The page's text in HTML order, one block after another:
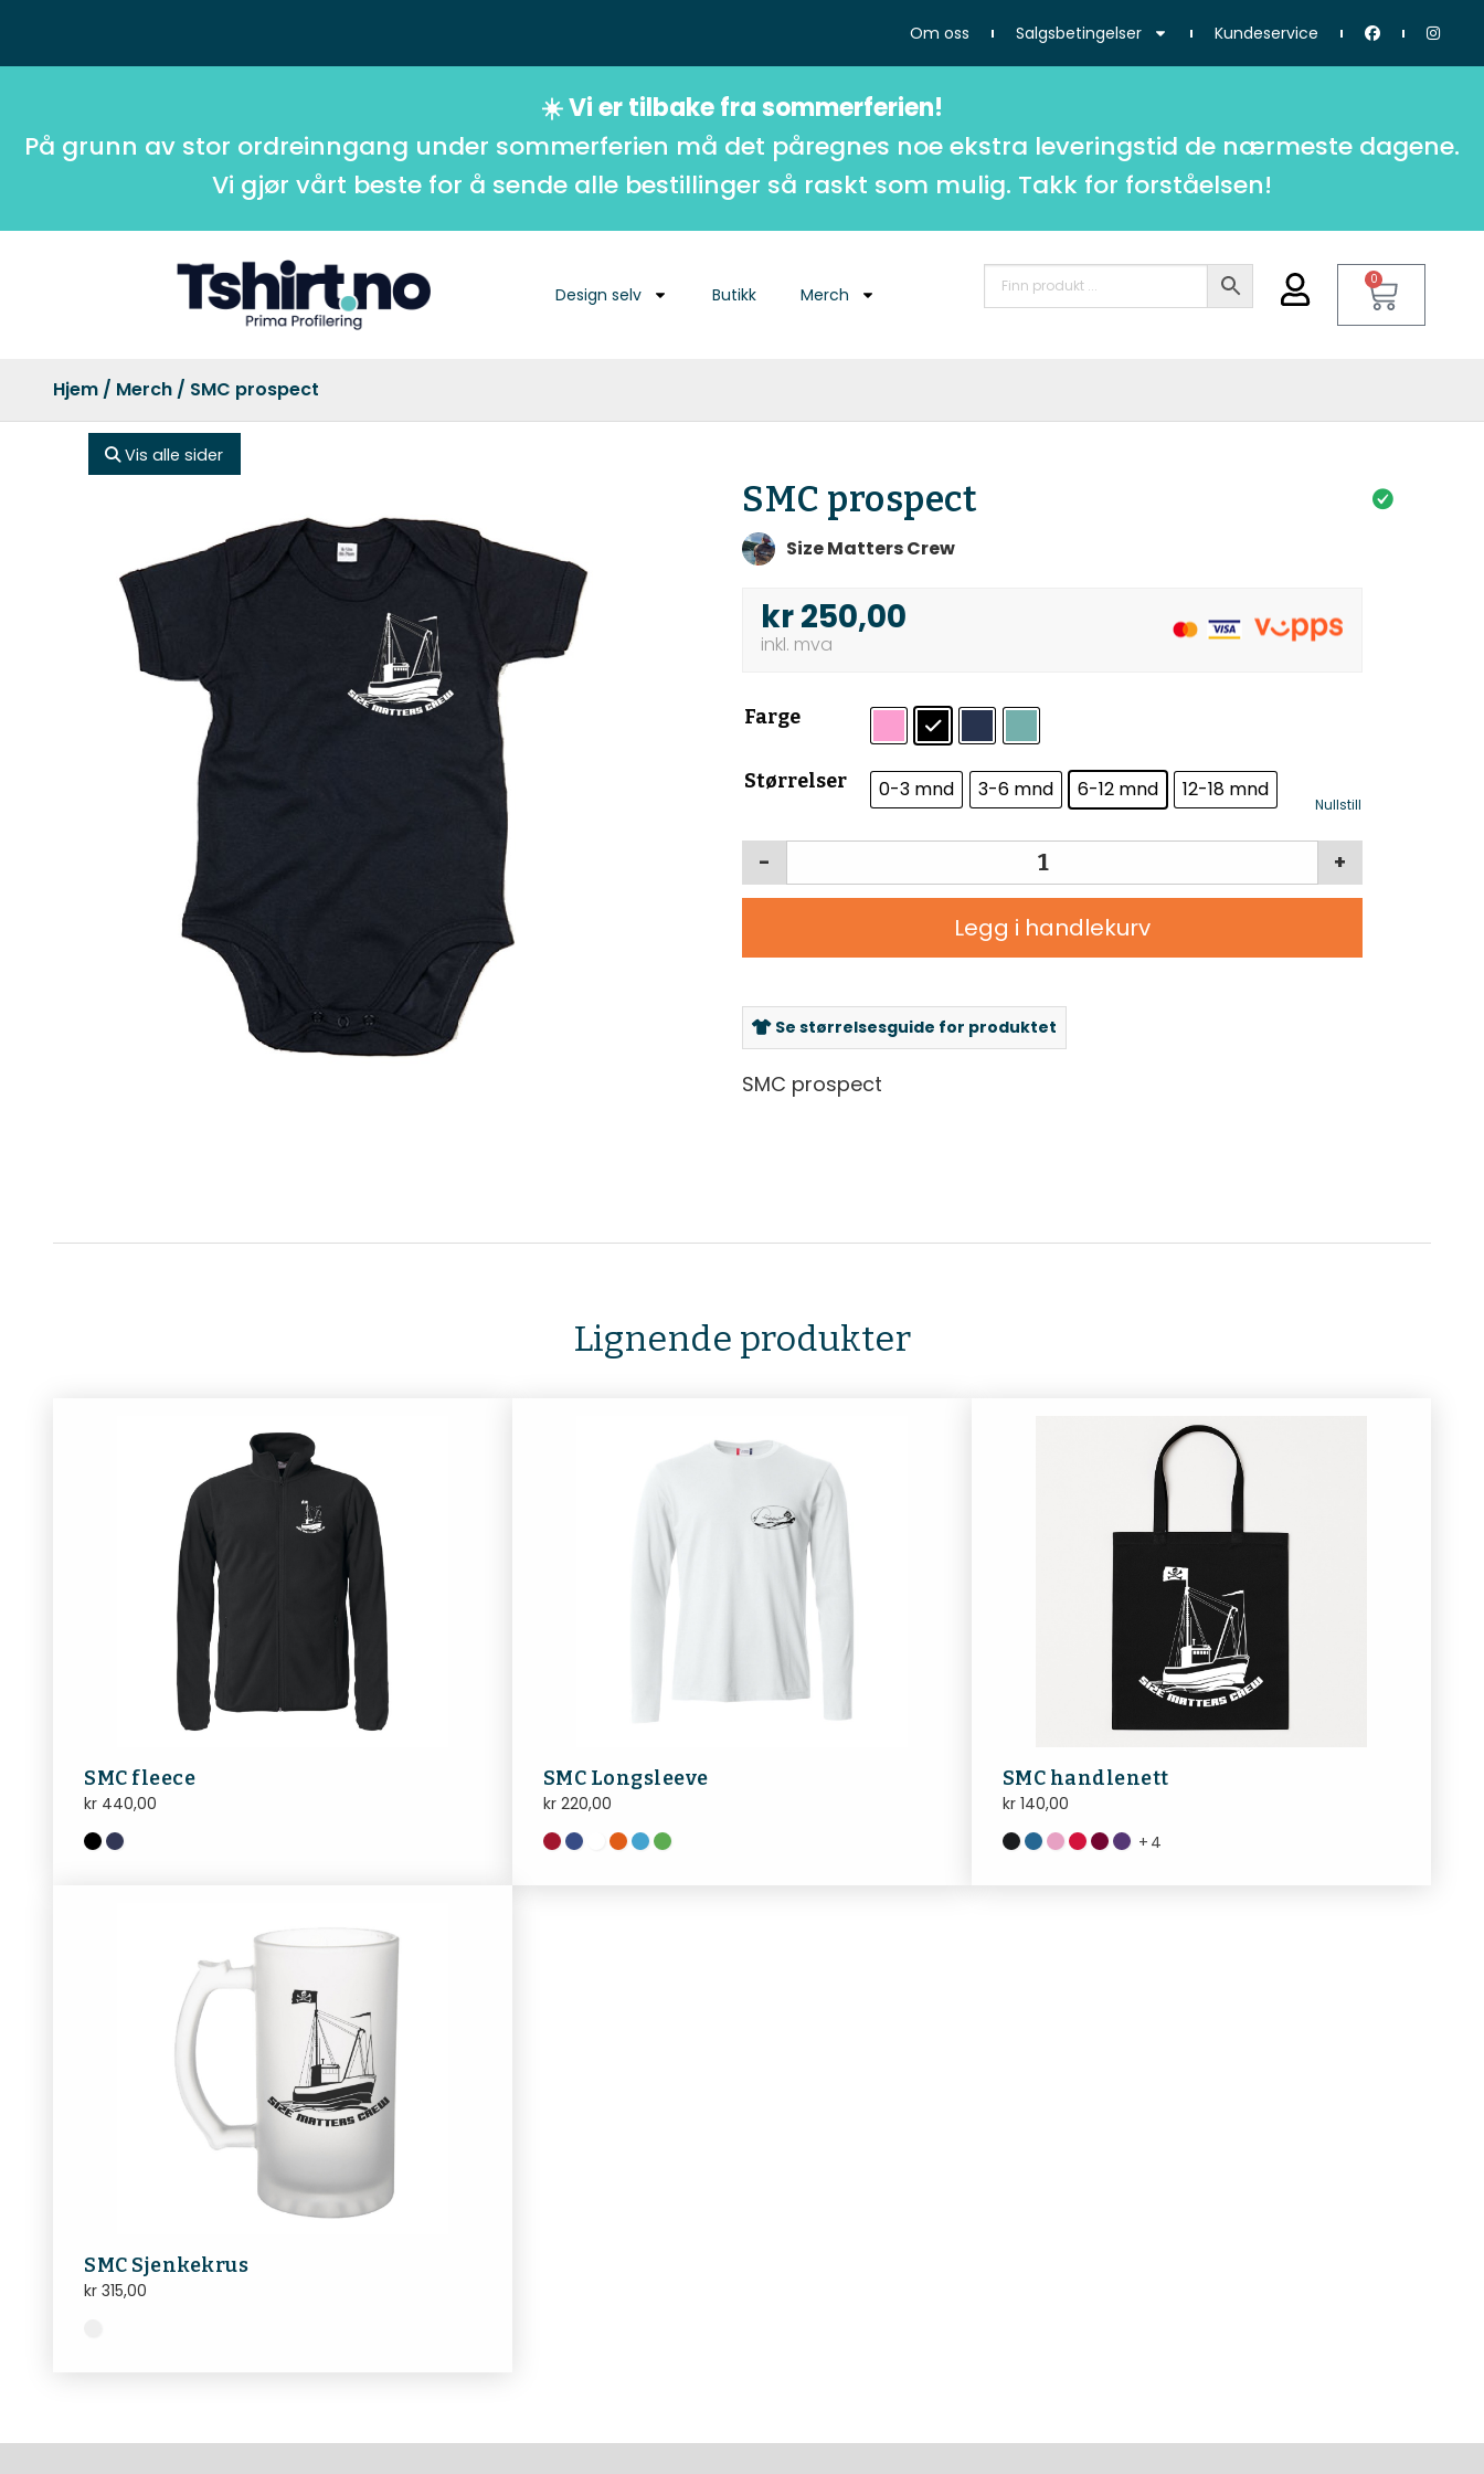
Om oss Salgsbetingelser Kundeservice
☀️ Vi er tilbake fra sommerferien!
På grunn av stor ordreinngang under sommerferien må det påregnes noe ekstra leveringstid de nærmeste dagene.
Vi gjør vårt beste for å sende alle bestillinger så raskt som mulig. Takk for forståelsen!
Design selv Butikk Merch
0
Hjem / Merch / SMC prospect
Vis alle sider
SMC prospect
Size Matters Crew
kr250,00
Farge
Størrelser 0-3 mnd 3-6 mnd 6-12 mnd 12-18 mnd
Nullstill
+
-
Legg i handlekurv
Se størrelsesguide for produktet
SMC prospect
Lignende produkter
SMC fleece
kr 440,00
SMC Longsleeve
kr220,00
SMC handlenett
kr140,00
+ 4
SMC Sjenkekrus
kr 315,00